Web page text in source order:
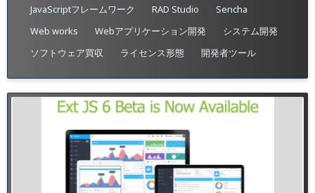
JavaScriptフレームワーク
RAD Studio
Sencha
Web works
Webアプリケーション開発
システム開発
ソフトウェア買収
ライセンス形態 開発者ツール